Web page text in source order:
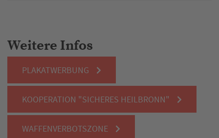
Weitere Infos
PLAKATWERBUNG
KOOPERATION "SICHERES HEILBRONN"
WAFFENVERBOTSZONE